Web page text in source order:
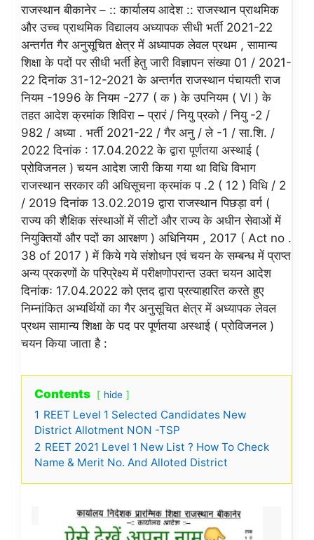
राजस्थान बीकानेर – :: कार्यालय आदेश :: राजस्थान प्राथमिक
और उच्च प्राथमिक विद्यालय अध्यापक सीधी भर्ती 2021-22
अन्तर्गत गैर अनुसूचित क्षेत्र में अध्यापक लेवल प्रथम , सामान्य
शिक्षा के पदों पर सीधी भर्ती हेतु जारी विज्ञापन संख्या 01 / 2021-
22 दिनांक 31-12-2021 के अन्तर्गत राजस्थान पंचायती राज
नियम -1996 के नियम -277 ( क ) के उपनियम ( VI ) के
तहत आदेश क्रमांक शिविरा – प्रारं / नियु प्रको / नियु -2 /
982 / अध्या . भर्ती 2021-22 / गैर अनु / ले -1 / सा.शि. /
2022 दिनांक : 17.04.2022 के द्वारा पूर्णतया अस्थाई (
प्रोविजनल ) चयन आदेश जारी किया गया था विधि विभाग
राजस्थान सरकार की अधिसूचना क्रमांक प .2 ( 12 ) विधि / 2
/ 2019 दिनांक 13.02.2019 द्वारा राजस्थान पिछड़ा वर्ग (
राज्य की शैक्षिक संस्थाओं में सीटों और राज्य के अधीन सेवाओं में
नियुक्तियों और पदों का आरक्षण ) अधिनियम , 2017 ( Act no .
38 of 2017 ) में किये गये संशोधन एवं चयन के सम्बन्ध में प्राप्त
अन्य प्रकरणों के परिप्रेक्ष्य में परीक्षणोपरान्त उक्त चयन आदेश
दिनांकः 17.04.2022 को एतद द्वारा प्रत्याहारित करते हुए
निम्नांकित अभ्यर्थियों का गैर अनुसूचित क्षेत्र में अध्यापक लेवल
प्रथम सामान्य शिक्षा के पद पर पूर्णतया अस्थाई ( प्रोविजनल )
चयन किया जाता है :
Contents hide
1 REET Level 1 Selected Candidates New
District Allotment NON -TSP
2 REET 2021 Level 1 New List ? How To Check
Name & Merit No. And Alloted District